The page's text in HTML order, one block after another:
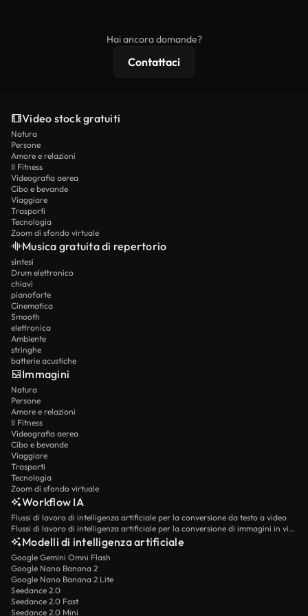
Hai ancora domande?
Contattaci
Video stock gratuiti
Natura
Persone
Amore e relazioni
Il Fitness
Videografia aerea
Cibo e bevande
Viaggiare
Trasporti
Tecnologia
Zoom di sfondo virtuale
Musica gratuita di repertorio
sintesi
Drum elettronico
chiavi
pianoforte
Cinematica
Smooth
elettronica
Ambiente
stringhe
batterie acustiche
Immagini
Natura
Persone
Amore e relazioni
Il Fitness
Videografia aerea
Cibo e bevande
Viaggiare
Trasporti
Tecnologia
Zoom di sfondo virtuale
Workflow IA
Flussi di lavoro di intelligenza artificiale per la conversione da testo a video
Flussi di lavoro di intelligenza artificiale per la conversione di immagini in video
Modelli di intelligenza artificiale
Google Gemini Omni Flash
Google Nano Banana 2
Google Nano Banana 2 Lite
Seedance 2.0
Seedance 2.0 Fast
Seedance 2.0 Mini